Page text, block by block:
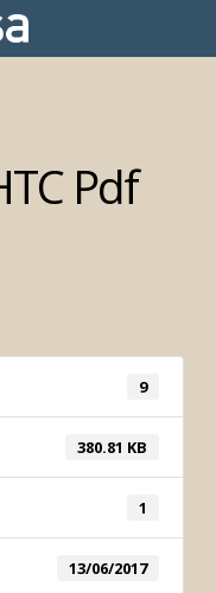
Pdf
9
380.81 KB
1
13/06/2017